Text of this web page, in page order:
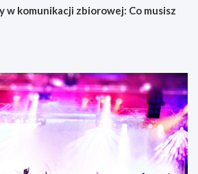
w komunikacji zbiorowej: Co musisz